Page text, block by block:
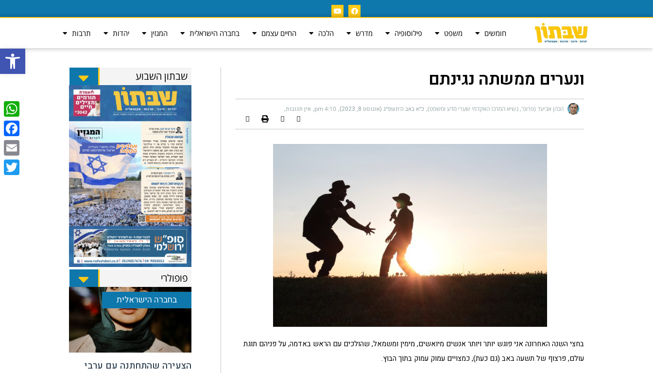
פתח
חומשים משפט פילוסופיה מדרש הלכה החיים עצמם בחברה הישראלית המגזין יהדות תרבות
ונערים ממשתה נגינתם
הכהן אביעד (פרופ', נשיא המרכז האקדמי שערי מדע ומשפט) כ״א באב ה׳תשפ״ג (אוגוסט 8, 2023) 4:10 pm אין תגובות
בחצי השנה האחרונה אני פוגש יותר ויותר אנשים מיואשים, מימין ומשמאל, שהולכים עם הראש באדמה, על פניהם תוגת
עולם, פרצוף של תשעה באב (גם כעת), כמצויים עמוק עמוק בתוך הבוץ.
שבתון השבוע
פופולרי
בחברה הישראלית
הצעירה שהתחתנה עם ערבי
Email